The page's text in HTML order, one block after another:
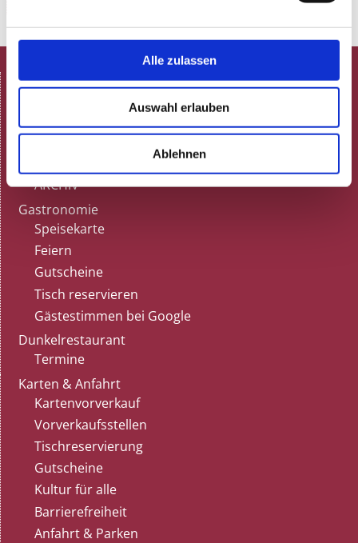
Alle zulassen
Auswahl erlauben
Ablehnen
HOME
Aktuelle Termine
ARCHIV
Gastronomie
Speisekarte
Feiern
Gutscheine
Tisch reservieren
Gästestimmen bei Google
Dunkelrestaurant
Termine
Karten & Anfahrt
Kartenvorverkauf
Vorverkaufsstellen
Tischreservierung
Gutscheine
Kultur für alle
Barrierefreiheit
Anfahrt & Parken